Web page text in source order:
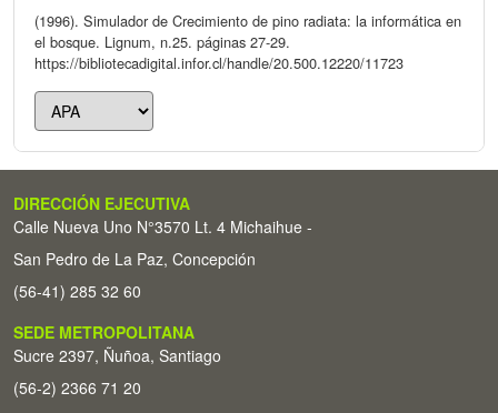
(1996). Simulador de Crecimiento de pino radiata: la informática en
el bosque. Lignum, n.25. páginas 27-29.
https://bibliotecadigital.infor.cl/handle/20.500.12220/11723
DIRECCIÓN EJECUTIVA
Calle Nueva Uno N°3570 Lt. 4 Michaihue -
San Pedro de La Paz, Concepción
(56-41) 285 32 60
SEDE METROPOLITANA
Sucre 2397, Ñuñoa, Santiago
(56-2) 2366 71 20